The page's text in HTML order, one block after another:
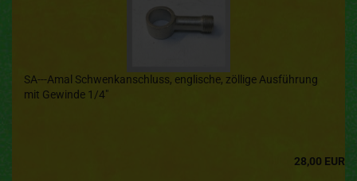
SA---Amal Schwenkanschluss, englische, zöllige Ausführung
mit Gewinde 1/4"
28,00 EUR